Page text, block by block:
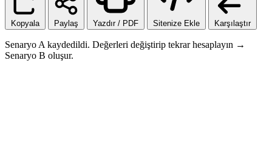
Kopyala Paylaş Yazdır / PDF Sitenize Ekle Karşılaştır
Senaryo A kaydedildi. Değerleri değiştirip tekrar hesaplayın →
Senaryo B oluşur.